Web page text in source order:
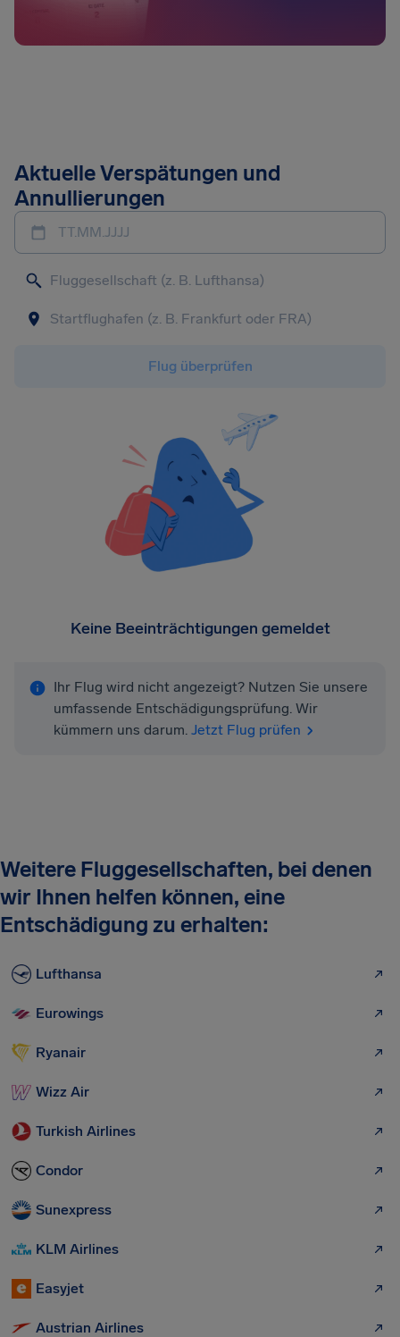
Aktuelle Verspätungen und
Annullierungen
TT.MM.JJJJ
Flug überprüfen
Keine Beeinträchtigungen gemeldet
Ihr Flug wird nicht angezeigt? Nutzen Sie unsere
umfassende Entschädigungsprüfung. Wir
kümmern uns darum. Jetzt Flug prüfen
Weitere Fluggesellschaften, bei denen
wir Ihnen helfen können, eine
Entschädigung zu erhalten:
Lufthansa
Eurowings
Ryanair
Wizz Air
Turkish Airlines
Condor
Sunexpress
KLM Airlines
Easyjet
Austrian Airlines